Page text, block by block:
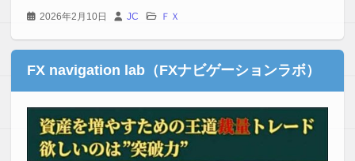
2026年2月10日 JC ＦＸ
FX navigation lab（FXナビゲーションラボ）